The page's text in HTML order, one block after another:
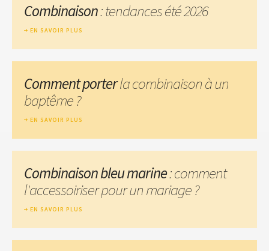
Combinaison: tendances été 2026
EN SAVOIR PLUS
Comment porterla combinaison à un
baptême ?
EN SAVOIR PLUS
Combinaison bleu marine: comment
l'accessoiriser pour un mariage ?
EN SAVOIR PLUS